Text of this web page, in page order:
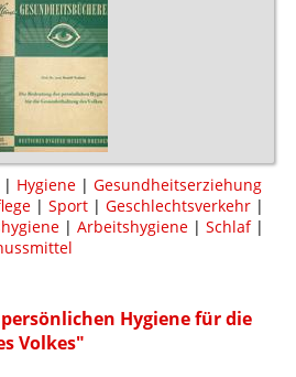
| Hygiene | Gesundheitserziehung
| Sport | Geschlechtsverkehr |
| Arbeitshygiene | Schlaf|
Hygiene für die
Volkes"